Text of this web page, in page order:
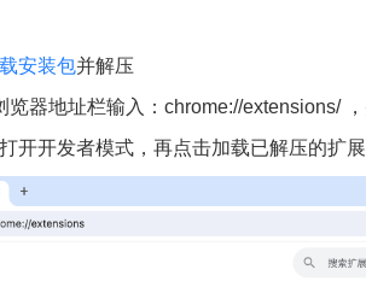
安装包并解压
览器地址栏输入：chrome://extensions/
开开发者模式，再点击加载已解压的扩